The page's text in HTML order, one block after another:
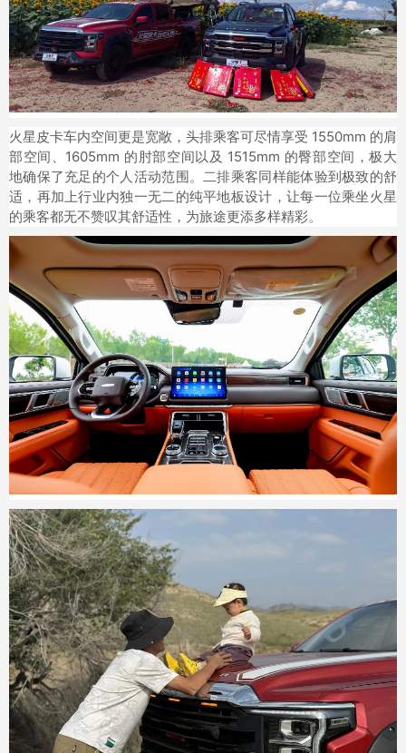
火星皮卡车内空间更是宽敞，头排乘客可尽情享受 1550mm 的肩
部空间、1605mm 的肘部空间以及 1515mm 的臀部空间，极大
地确保了充足的个人活动范围。二排乘客同样能体验到极致的舒
适，再加上行业内独一无二的纯平地板设计，让每一位乘坐火星
的乘客都无不赞叹其舒适性，为旅途更添多样精彩。